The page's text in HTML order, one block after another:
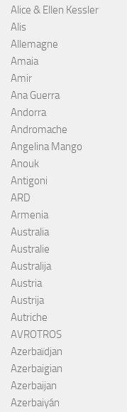
Alice & Ellen Kessler
Alis
Allemagne
Amaia
Amir
Ana Guerra
Andorra
Andromache
Angelina Mango
Anouk
Antigoni
ARD
Armenia
Australia
Australie
Australija
Austria
Austrija
Autriche
AVROTROS
Azerbaïdjan
Azerbaigian
Azerbaijan
Azerbaiyán